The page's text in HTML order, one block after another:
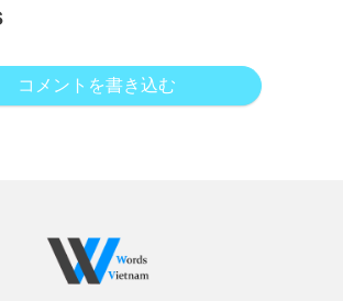
コメントを書き込む